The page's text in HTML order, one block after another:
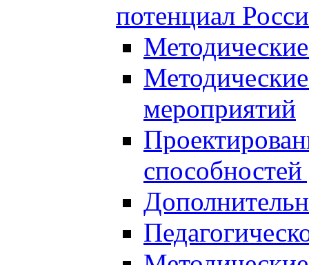
потенциал
мероприятий